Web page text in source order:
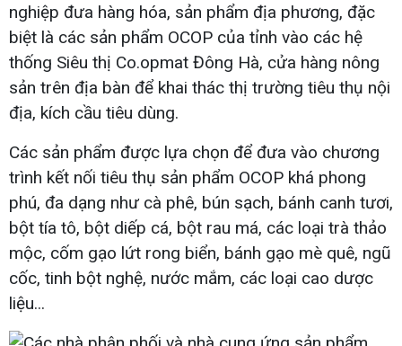
nghiệp đưa hàng hóa, sản phẩm địa phương, đặc
biệt là các sản phẩm OCOP của tỉnh vào các hệ
thống Siêu thị Co.opmat Đông Hà, cửa hàng nông
sản trên địa bàn để khai thác thị trường tiêu thụ nội
địa, kích cầu tiêu dùng.
Các sản phẩm được lựa chọn để đưa vào chương
trình kết nối tiêu thụ sản phẩm OCOP khá phong
phú, đa dạng như cà phê, bún sạch, bánh canh tươi,
bột tía tô, bột diếp cá, bột rau má, các loại trà thảo
mộc, cốm gạo lứt rong biển, bánh gạo mè quê, ngũ
cốc, tinh bột nghệ, nước mắm, các loại cao dược
liệu...